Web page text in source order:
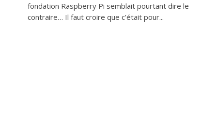
fondation Raspberry Pi semblait pourtant dire le
contraire… Il faut croire que c’était pour...